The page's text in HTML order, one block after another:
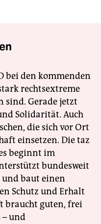
bei den kommenden
rechtsextreme
sind. Gerade jetzt
Solidarität. Auch
die sich vor Ort
einsetzen. Die taz
beginnt im
bundesweit
baut einen
Schutz und Erhalt
braucht guten, frei
und